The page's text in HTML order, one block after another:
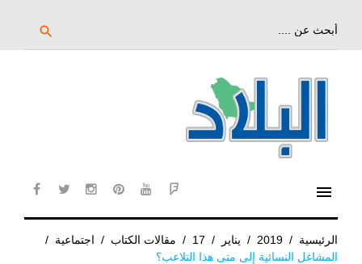
search
menu
الرئيسية /
2019
/ يناير /
17
/ مقالات الكتاب / اجتماعية /
المشاغل النسائية إلى متى هذا التلاعب؟